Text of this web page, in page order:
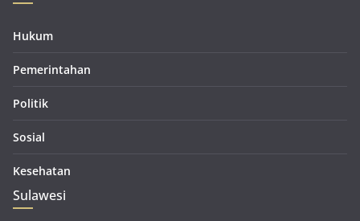
Hukum
Pemerintahan
Politik
Sosial
Kesehatan
Sulawesi